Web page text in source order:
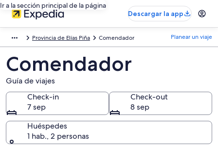
Ir a la sección principal de la página
Descargar la app
Provincia de Elías Piña Comendador Planear un viaje
Comendador
Guía de viajes
Check-in
7 sep
Check-out
8 sep
Huéspedes
1 hab., 2 personas